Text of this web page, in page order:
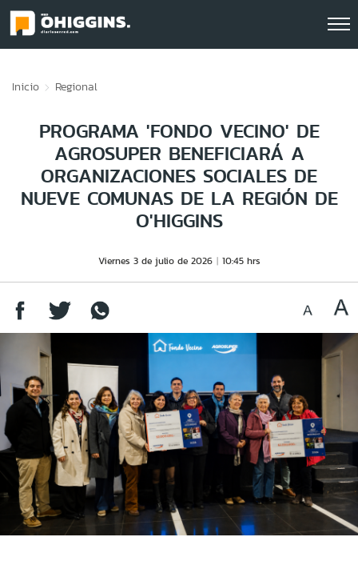
Inicio Regional
PROGRAMA 'FONDO VECINO' DE
AGROSUPER BENEFICIARÁ A
ORGANIZACIONES SOCIALES DE
NUEVE COMUNAS DE LA REGIÓN DE
O'HIGGINS
Viernes 3 de julio de 2026 10:45 hrs